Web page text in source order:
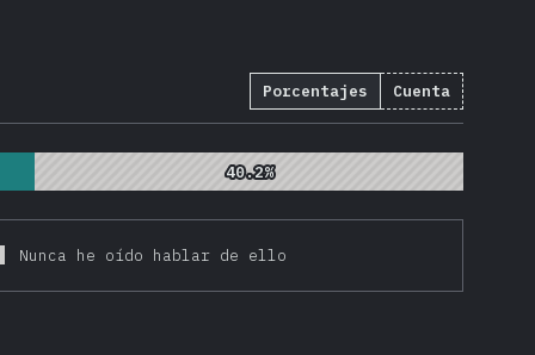
Porcentajes Cuenta
40.2%
40.2%
Nunca he oído hablar de ello